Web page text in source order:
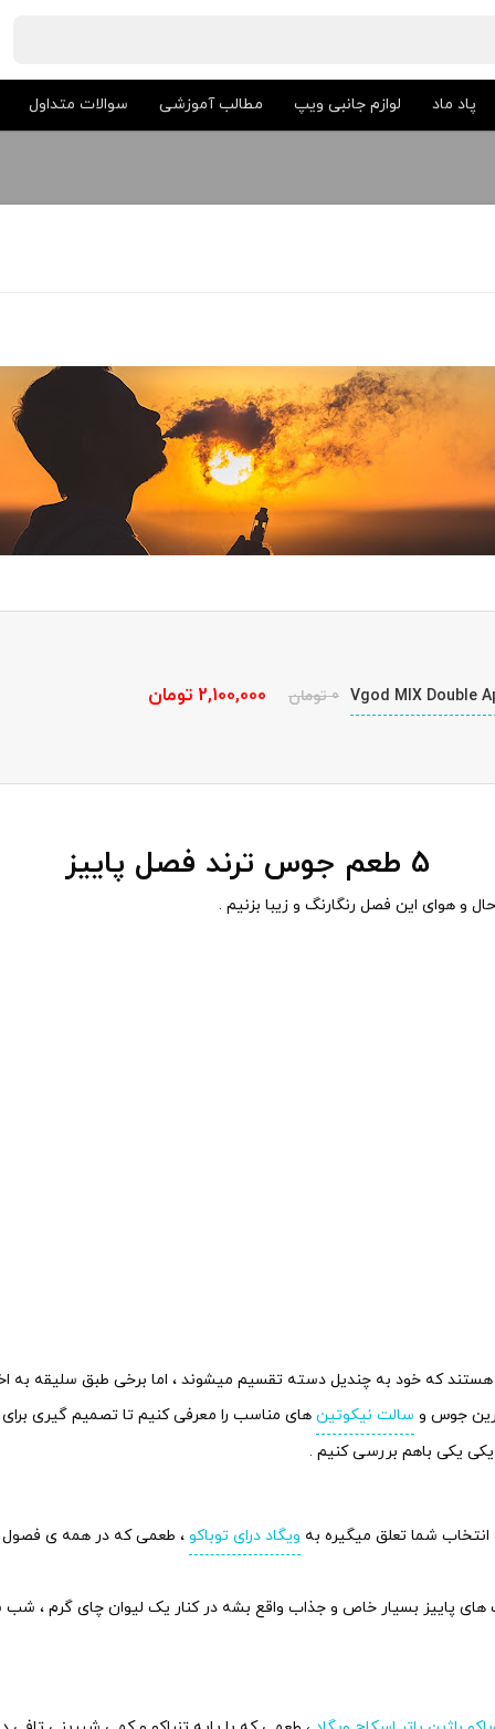
پاد ماد لوازم جانبی ویپ مطالب آموزشی سوالات متداول
0 تومان 2,100,000 تومان
5 طعم جوس ترند فصل پاییز
و هوای این فصل رنگارنگ و زیبا بزنیم .
هستند که خود به چندیل دسته تقسیم میشوند ، اما برخی طبق سلیقه
سالت نیکوتین های مناسب را معرفی کنیم تا تصمیم گیری برای
یکی یکی باهم بررسی کنیم .
ویگاد درای توباکو ، طعمی که در همه ی فصول
پاییز بسیار خاص و جذاب واقع بشه در کنار یک لیوان چای گرم ، شب